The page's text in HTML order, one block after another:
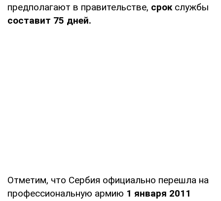
предполагают в правительстве, срокслужбы
составит 75 дней.
Отметим, что Сербия официально перешла на
профессиональную армию 1 января 2011